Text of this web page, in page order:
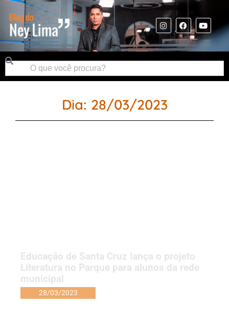
Dia: 28/03/2023
Educação de Santa Cruz lança o projeto
Literatura no Parque para alunos da rede
municipal
28/03/2023